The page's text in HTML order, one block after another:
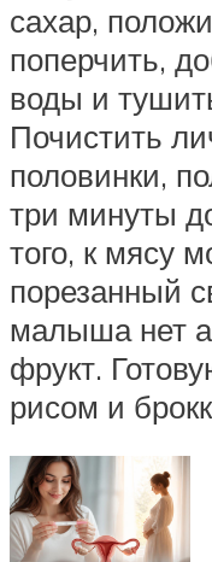
сахар,
поперчить,
воды и
Почистить
половинки,
три минуты
того, к мясу
порезанный
малыша нет
фрукт.
рисом и